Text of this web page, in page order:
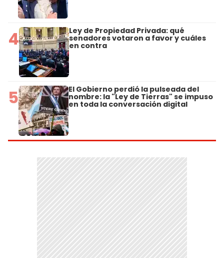
4 Ley de Propiedad Privada: qué
senadores votaron a favor y cuáles
en contra
5 El Gobierno perdió la pulseada del
nombre: la "Ley de Tierras" se impuso
en toda la conversación digital